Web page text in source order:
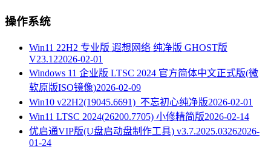
操作系统
Win11 22H2 专业版 遐想网络 纯净版 GHOST版
V23.122026-02-01
Windows 11 企业版 LTSC 2024 官方简体中文正式版(微
软原版ISO镜像)2026-02-09
Win10 v22H2(19045.6691)_不忘初心纯净版2026-02-01
Win11 LTSC 2024(26200.7705) 小修精简版2026-02-14
优启通VIP版(U盘启动盘制作工具) v3.7.2025.03262026-
01-24